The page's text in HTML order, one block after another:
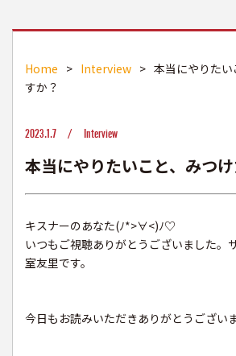
Home > Interview > 本当にやりた
すか？
2023.1.7 / Interview
本当にやりたいこと、みつ
キスナーのあなた(ﾉ*>∀<)ﾉ♡
いつもご視聴ありがとうございました。
室友里です。
今日もお読みいただきありがとうござい